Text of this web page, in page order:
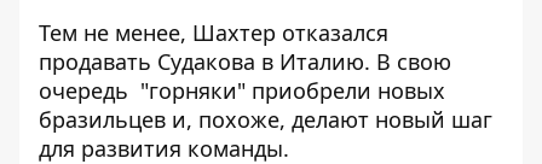
Тем не менее, Шахтер отказался
продавать Судакова в Италию. В свою
очередь "горняки" приобрели новых
бразильцев и, похоже, делают новый шаг
для развития команды.